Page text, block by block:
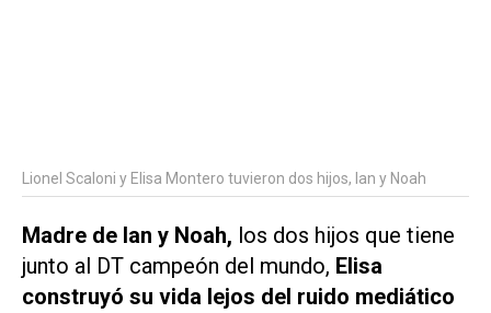
Lionel Scaloni y Elisa Montero tuvieron dos hijos, Ian y Noah
Madre de Ian y Noah, los dos hijos que tiene
junto al DT campeón del mundo, Elisa
construyó su vida lejos del ruido mediático